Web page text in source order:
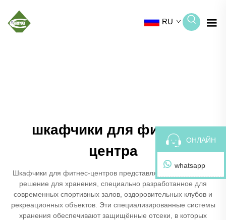
RU
шкафчики для фитнес-
центра
Шкафчики для фитнес-центров представляют собой важное
решение для хранения, специально разработанное для
современных спортивных залов, оздоровительных клубов и
рекреационных объектов. Эти специализированные системы
хранения обеспечивают защищённые отсеки, в которых
ОНЛАЙН
whatsapp